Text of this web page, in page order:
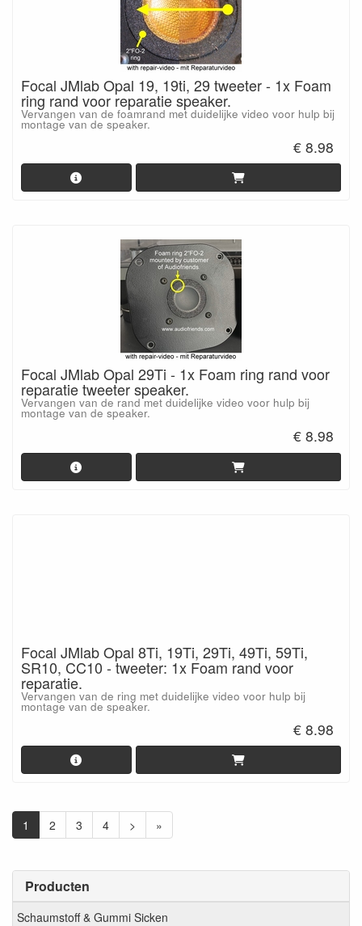
Producten
Schaumstoff & Gummi Sicken
Focal JMlab Opal 19, 19ti, 29 tweeter - 1x Foam
ring rand voor reparatie speaker.
Vervangen van de foamrand met duidelijke video voor hulp bij
montage van de speaker.
€ 8.98
Focal JMlab Opal 29Ti - 1x Foam ring rand voor
reparatie tweeter speaker.
Vervangen van de rand met duidelijke video voor hulp bij
montage van de speaker.
€ 8.98
Focal JMlab Opal 8Ti, 19Ti, 29Ti, 49Ti, 59Ti,
SR10, CC10 - tweeter: 1x Foam rand voor
reparatie.
Vervangen van de ring met duidelijke video voor hulp bij
montage van de speaker.
€ 8.98
1 2 3 4 > »